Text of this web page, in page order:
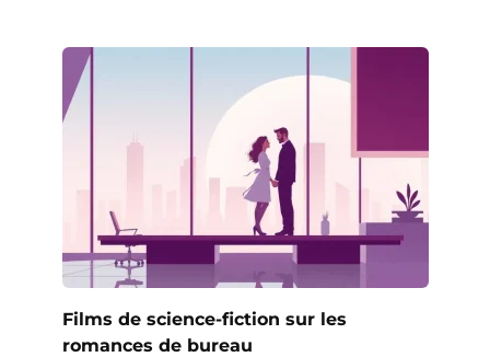
Films de science-fiction sur les
romances de bureau